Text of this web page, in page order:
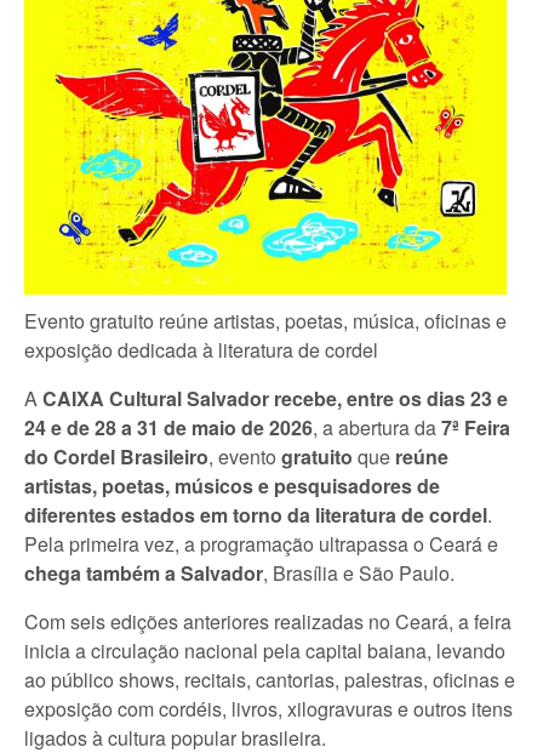
Evento gratuito reúne artistas, poetas, música, oficinas e
exposição dedicada à literatura de cordel
A CAIXA Cultural Salvador recebe, entre os dias 23 e
24 e de 28 a 31 de maio de 2026, a abertura da7ª Feira
do Cordel Brasileiro, evento gratuito que reúne
artistas, poetas, músicos e pesquisadores de
diferentes estados em torno da literatura de cordel.
Pela primeira vez, a programação ultrapassa o Ceará e
chega também a Salvador, Brasília e São Paulo.
Com seis edições anteriores realizadas no Ceará, a feira
inicia a circulação nacional pela capital baiana, levando
ao público shows, recitais, cantorias, palestras, oficinas e
exposição com cordéis, livros, xilogravuras e outros itens
ligados à cultura popular brasileira.